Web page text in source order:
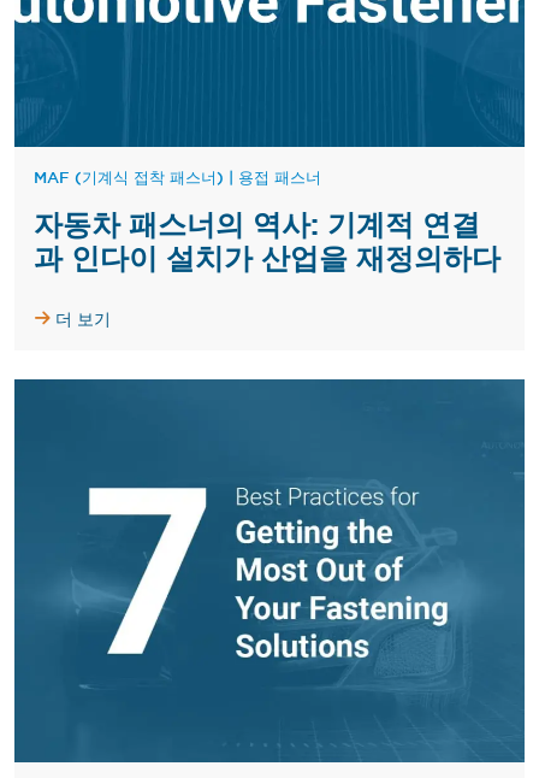
MAF (기계식 접착 패스너) | 용접 패스너
자동차 패스너의 역사: 기계적 연결
과 인다이 설치가 산업을 재정의하다
더 보기